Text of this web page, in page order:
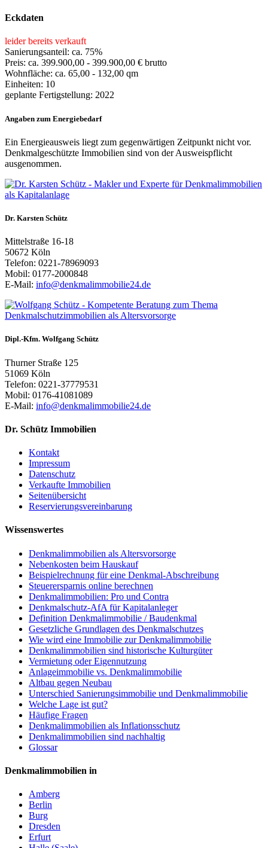
Eckdaten
leider bereits verkauft
Sanierungsanteil: ca. 75%
Preis: ca. 399.900,00 - 399.900,00 € brutto
Wohnfläche: ca. 65,00 - 132,00 qm
Einheiten: 10
geplante Fertigstellung: 2022
Angaben zum Energiebedarf
Ein Energieausweis liegt zum gegenwärtigen Zeitpunkt nicht vor.
Denkmalgeschützte Immobilien sind von der Ausweispflicht
ausgenommen.
Dr. Karsten Schütz
Mittelstraße 16-18
50672 Köln
Telefon: 0221-78969093
Mobil: 0177-2000848
E-Mail: info@denkmalimmobilie24.de
Dipl.-Kfm. Wolfgang Schütz
Thurner Straße 125
51069 Köln
Telefon: 0221-37779531
Mobil: 0176-41081089
E-Mail: info@denkmalimmobilie24.de
Dr. Schütz Immobilien
Kontakt
Impressum
Datenschutz
Verkaufte Immobilien
Seitenübersicht
Reservierungsvereinbarung
Wissenswertes
Denkmalimmobilien als Altersvorsorge
Nebenkosten beim Hauskauf
Beispielrechnung für eine Denkmal-Abschreibung
Steuerersparnis online berechnen
Denkmalimmobilien: Pro und Contra
Denkmalschutz-AfA für Kapitalanleger
Definition Denkmalimmobilie / Baudenkmal
Gesetzliche Grundlagen des Denkmalschutzes
Wie wird eine Immobilie zur Denkmalimmobilie
Denkmalimmobilien sind historische Kulturgüter
Vermietung oder Eigennutzung
Anlageimmobilie vs. Denkmalimmobilie
Altbau gegen Neubau
Unterschied Sanierungsimmobilie und Denkmalimmobilie
Welche Lage ist gut?
Häufige Fragen
Denkmalimmobilien als Inflationsschutz
Denkmalimmobilien sind nachhaltig
Glossar
Denkmalimmobilien in
Amberg
Berlin
Burg
Dresden
Erfurt